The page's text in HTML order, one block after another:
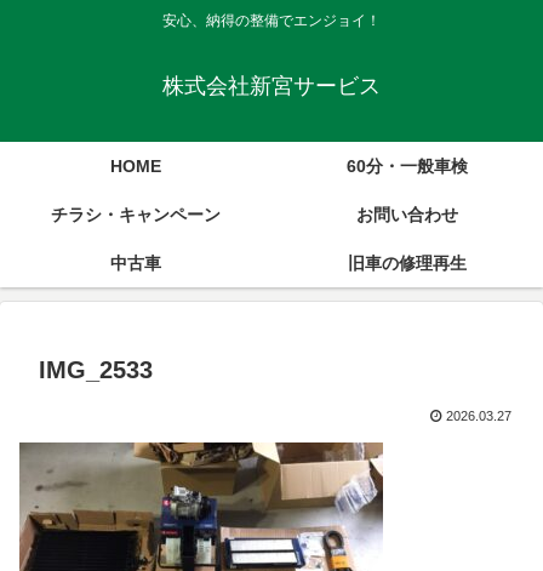
安心、納得の整備でエンジョイ！
株式会社新宮サービス
HOME 60分・一般車検
チラシ・キャンペーン お問い合わせ
中古車 旧車の修理再生
IMG_2533
2026.03.27